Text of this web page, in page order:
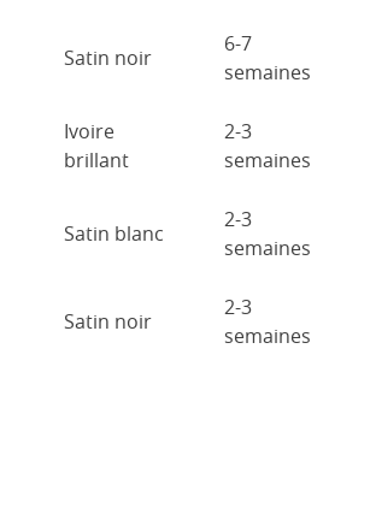
Satin noir
6-7
semaines
Ivoire
brillant
2-3
semaines
Satin blanc
2-3
semaines
Satin noir
2-3
semaines